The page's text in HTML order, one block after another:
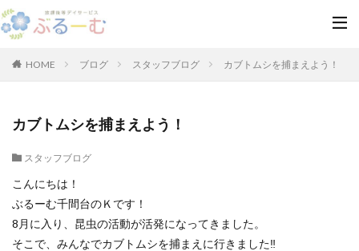
HOME ブログ スタッフブログ カブトムシを捕まえよう！
カブトムシを捕まえよう！
スタッフブログ
こんにちは！
ぶるーむ千間台のＫです！
8月に入り、昆虫の活動が活発になってきました。
そこで、みんなでカブトムシを捕まえに行きました‼